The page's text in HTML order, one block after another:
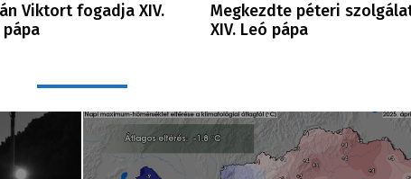
Viktort fogadja XIV.
pápa
Megkezdte péteri
XIV. Leó pápa